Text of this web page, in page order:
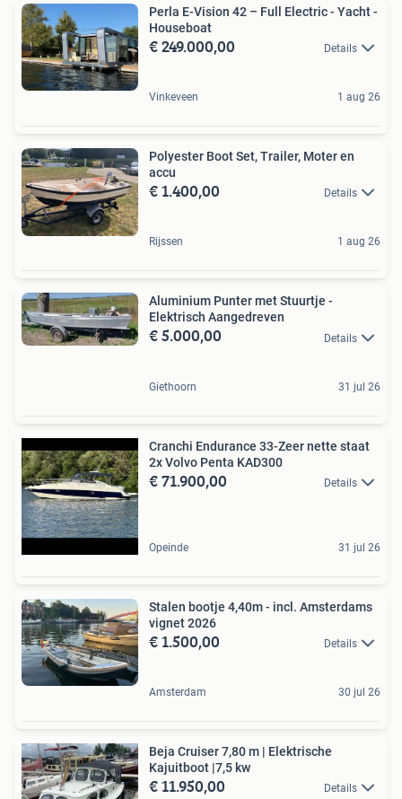
Perla E-Vision 42 – Full Electric - Yacht -
Houseboat
€ 249.000,00 Details
Vinkeveen 1 aug 26
Polyester Boot Set, Trailer, Moter en
accu
€ 1.400,00 Details
Rijssen 1 aug 26
Aluminium Punter met Stuurtje -
Elektrisch Aangedreven
€ 5.000,00 Details
Giethoorn 31 jul 26
Cranchi Endurance 33-Zeer nette staat
2x Volvo Penta KAD300
€ 71.900,00 Details
Opeinde 31 jul 26
Stalen bootje 4,40m - incl. Amsterdams
vignet 2026
€ 1.500,00 Details
Amsterdam 30 jul 26
Beja Cruiser 7,80 m | Elektrische
Kajuitboot |7,5 kw
€ 11.950,00 Details